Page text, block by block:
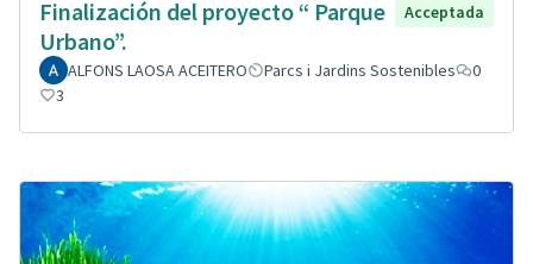
Finalización del proyecto “ Parque
Urbano”.
Acceptada
ALFONS LAOSA ACEITERO Parcs i Jardins Sostenibles
0
3